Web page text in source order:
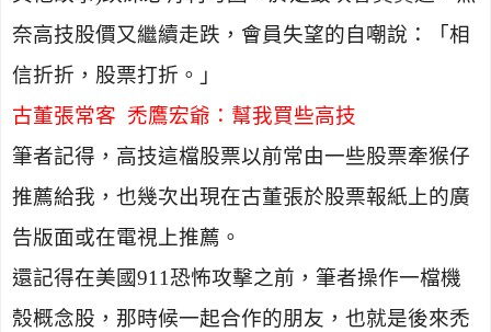
奈高技股價又繼續走跌，會員失望的自嘲說：「相
信折折，股票打折。」
古董張常客 禿鷹宏爺：幫我買些高技
筆者記得，高技這檔股票以前常由一些股票牽猴仔
推薦給我，也幾次出現在古董張於股票報紙上的廣
告版面或在電視上推薦 。
還記得在美國911恐怖攻擊之前，筆者操作一檔機
殼概念股，那時候一起合作的朋友，也就是後來禿